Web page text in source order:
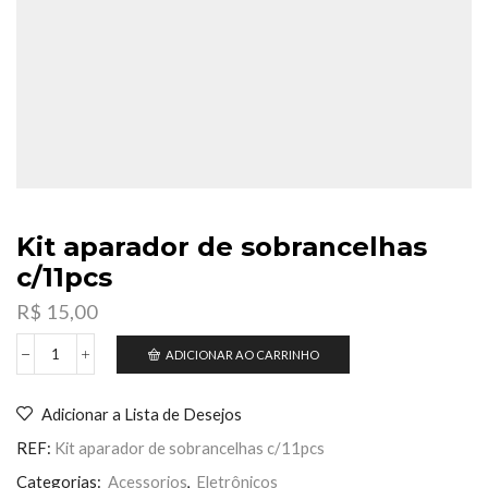
Kit aparador de sobrancelhas
c/11pcs
R$ 15,00
Kit
sobrancelhas
c/11pcs
quantidade
ADICIONAR AO CARRINHO
Adicionar a Lista de Desejos
REF: Kit aparador de sobrancelhas c/11pcs
Categorias: Acessorios, Eletrônicos